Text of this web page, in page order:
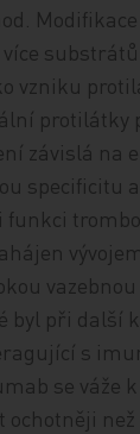
vzniku
protilátky
závislá na
specificitu
funkci
byl při další
s
se váže